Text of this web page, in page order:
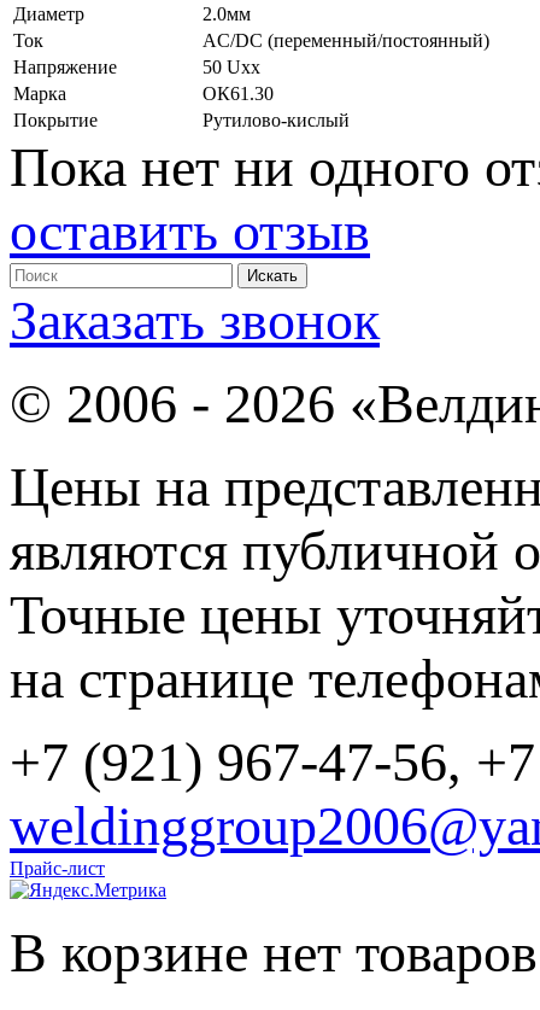
Диаметр
2.0мм
Ток
AC/DC (переменный/постоянный)
Напряжение
50 Uxx
Марка
ОК61.30
Покрытие
Рутилово-кислый
Пока нет ни одного
оставить отзыв
Заказать звонок
© 2006 - 2026
Цены на
являются публичной
Точные цены
на странице
+7 (921) 967-47-56,
Прайс-лист
В корзине нет товаров